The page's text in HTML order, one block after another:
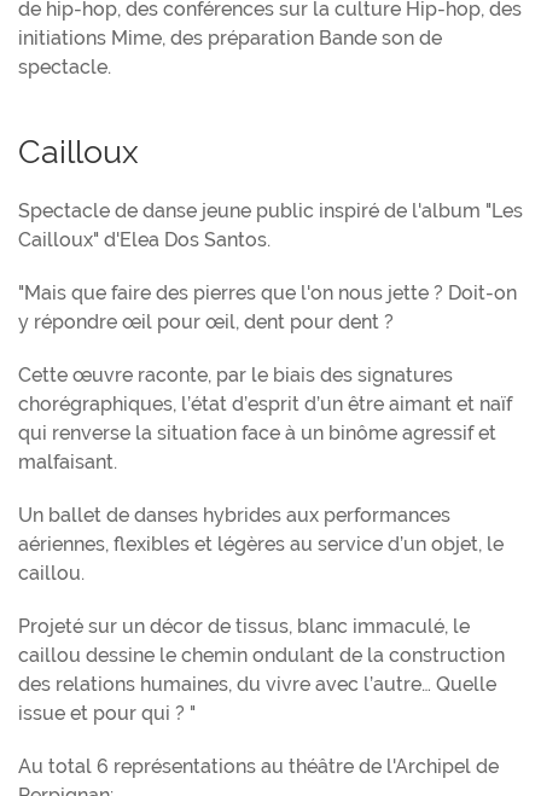
de hip-hop, des conférences sur la culture Hip-hop, des
initiations Mime, des préparation Bande son de
spectacle.
Cailloux
Spectacle de danse jeune public inspiré de l'album "Les
Cailloux" d'Elea Dos Santos.
"Mais que faire des pierres que l'on nous jette ? Doit-on
y répondre œil pour œil, dent pour dent ?
Cette œuvre raconte, par le biais des signatures
chorégraphiques, l’état d’esprit d’un être aimant et naïf
qui renverse la situation face à un binôme agressif et
malfaisant.
Un ballet de danses hybrides aux performances
aériennes, flexibles et légères au service d’un objet, le
caillou.
Projeté sur un décor de tissus, blanc immaculé, le
caillou dessine le chemin ondulant de la construction
des relations humaines, du vivre avec l’autre… Quelle
issue et pour qui ? "
Au total 6 représentations au théâtre de l'Archipel de